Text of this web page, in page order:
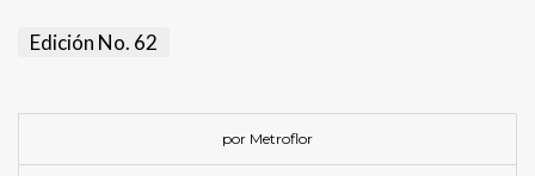
Edición No. 62
por Metroflor